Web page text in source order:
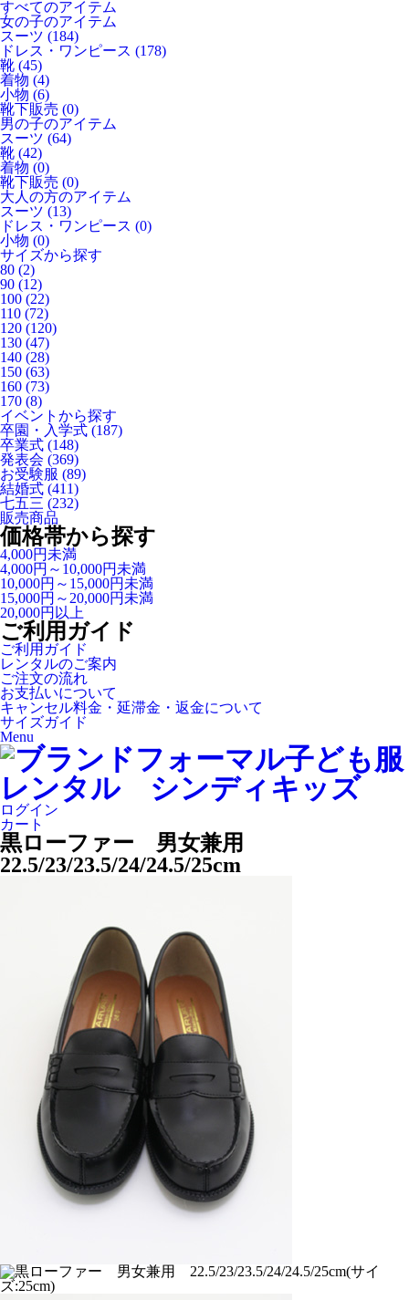
すべてのアイテム
女の子のアイテム
スーツ (184)
ドレス・ワンピース (178)
靴 (45)
着物 (4)
小物 (6)
靴下販売 (0)
男の子のアイテム
スーツ (64)
靴 (42)
着物 (0)
靴下販売 (0)
大人の方のアイテム
スーツ (13)
ドレス・ワンピース (0)
小物 (0)
サイズから探す
80 (2)
90 (12)
100 (22)
110 (72)
120 (120)
130 (47)
140 (28)
150 (63)
160 (73)
170 (8)
イベントから探す
卒園・入学式 (187)
卒業式 (148)
発表会 (369)
お受験服 (89)
結婚式 (411)
七五三 (232)
販売商品
価格帯から探す
4,000円未満
4,000円～10,000円未満
10,000円～15,000円未満
15,000円～20,000円未満
20,000円以上
ご利用ガイド
ご利用ガイド
レンタルのご案内
ご注文の流れ
お支払いについて
キャンセル料金・延滞金・返金について
サイズガイド
Menu
ログイン
カート
黒ローファー 男女兼用
22.5/23/23.5/24/24.5/25cm